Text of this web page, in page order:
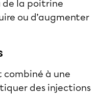
de la poitrine
ou d’augmenter
combiné à une
des injections